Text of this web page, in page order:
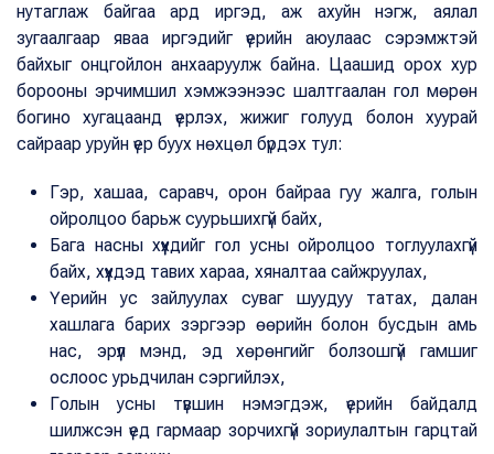
нутаглаж байгаа ард иргэд, аж ахуйн нэгж, аялал
зугаалгаар яваа иргэдийг үерийн аюулаас сэрэмжтэй
байхыг онцгойлон анхааруулж байна. Цаашид орох хур
борооны эрчимшил хэмжээнээс шалтгаалан гол мөрөн
богино хугацаанд үерлэх, жижиг голууд болон хуурай
сайраар уруйн үер буух нөхцөл бүрдэх тул:
Гэр, хашаа, саравч, орон байраа гуу жалга, голын
ойролцоо барьж суурьшихгүй байх,
Бага насны хүүхдийг гол усны ойролцоо тоглуулахгүй
байх, хүүхдэд тавих хараа, хяналтаа сайжруулах,
Үерийн ус зайлуулах суваг шуудуу татах, далан
хашлага барих зэргээр өөрийн болон бусдын амь
нас, эрүүл мэнд, эд хөрөнгийг болзошгүй гамшиг
ослоос урьдчилан сэргийлэх,
Голын усны түвшин нэмэгдэж, үерийн байдалд
шилжсэн үед гармаар зорчихгүй зориулалтын гарцтай